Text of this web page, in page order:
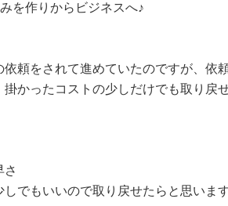
を作りからビジネスへ♪
頼をされて進めていたのですが、依
かったコストの少しだけでも取り戻
さ
しでもいいので取り戻せたらと思います